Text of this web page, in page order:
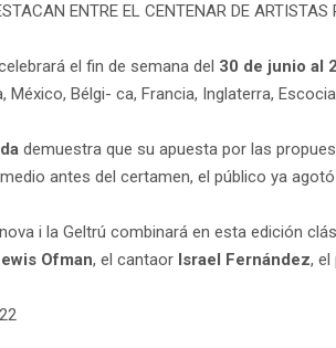
ENTRE EL CENTENAR DE ARTISTAS
el fin de semana del 30 de junio al
México, Bélgi- ca, Francia, Inglaterra,
demuestra que su apuesta por las
antes del certamen, el público ya
i la Geltrú combinará en esta edición
Ofman, el cantaor Israel Fernández, el